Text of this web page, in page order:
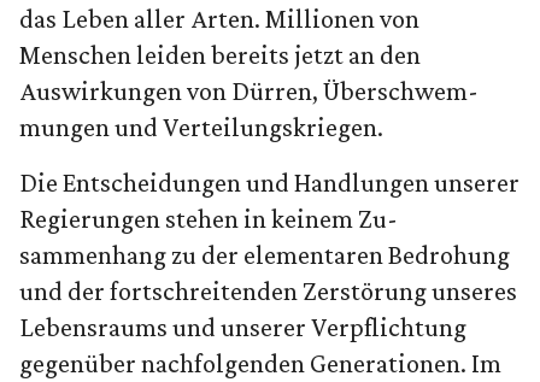
das Leben aller Arten. Millionen von
Menschen leiden bereits jetzt an den
Auswirkungen von Dürren, Über­schwem­
mungen und Ver­teilungskriegen.
Die Entscheidungen und Handlungen unserer
Regierungen stehen in keinem Zu­
sammenhang zu der ele­men­taren Bedrohung
und der fortschreitenden Zerstörung unseres
Lebensraums und unserer Verpflichtung
gegenüber nachfolgenden Ge­ne­rationen. Im